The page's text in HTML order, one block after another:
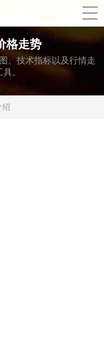
格走势
、技术指标以及行情走
。
绍